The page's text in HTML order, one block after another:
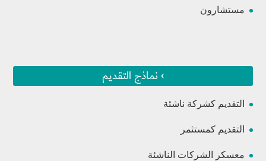
مستشارون
› نماذج التقديم
التقديم كشركة ناشئة
التقديم كمستثمر
معسكر الشركات الناشئة